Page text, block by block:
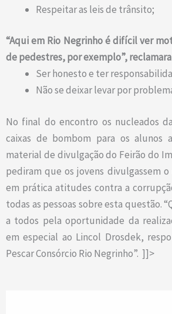
Respeitar as leis de trânsito;
“Aqui em Rio Negrinho é difícil ver
de pedestres, por exemplo”,
Ser honesto e ter
Não se deixar levar por
No final do encontro os nucleados
caixas de bombom para os alunos
material de divulgação do Feirão do
pediram que os jovens divulgassem
em prática atitudes contra a
todas as pessoas sobre esta questão.
a todos pela oportunidade da
em especial ao Lincol Drosdek,
Pescar Consórcio Rio Negrinho”. ]]>